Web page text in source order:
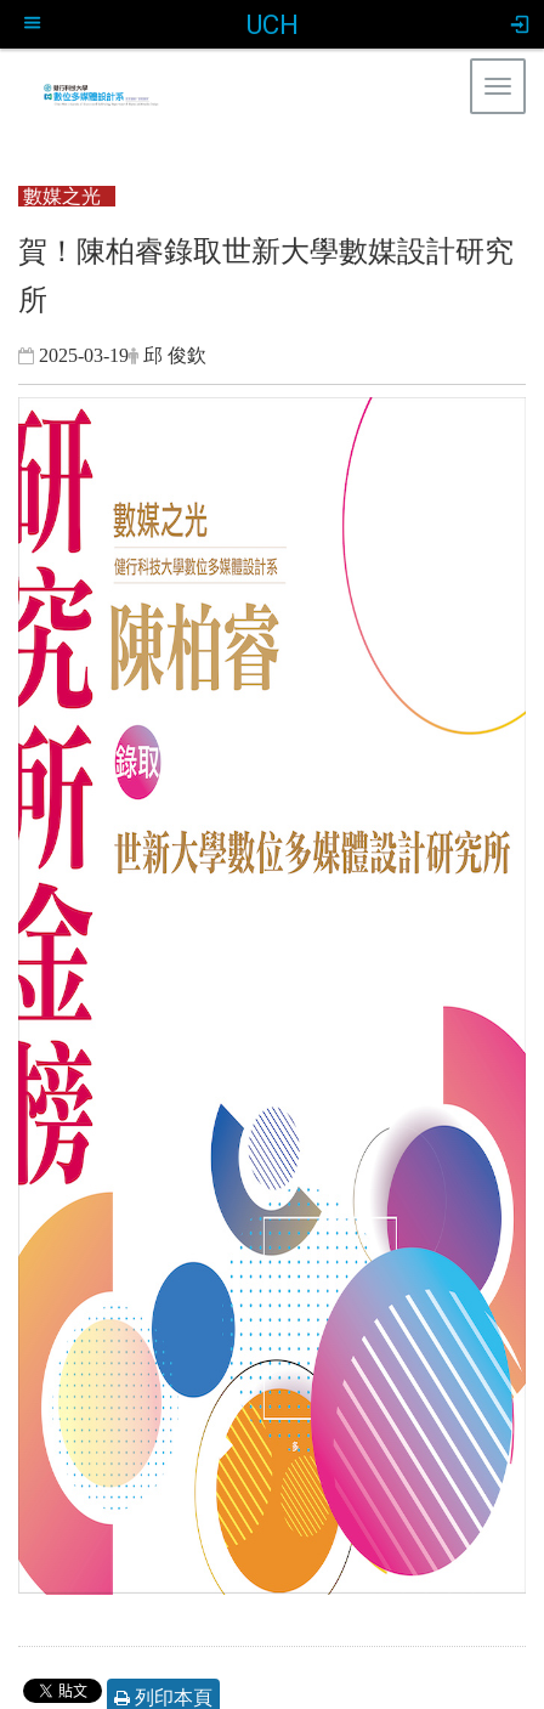
UCH
數媒之光
賀！陳柏睿錄取世新大學數媒設計研究
所
2025-03-19 邱 俊欽
列印本頁